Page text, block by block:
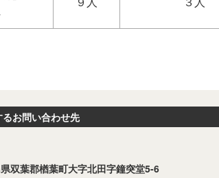
お問い合わせ先
双葉郡楢葉町大字北田字鐘突堂5-6